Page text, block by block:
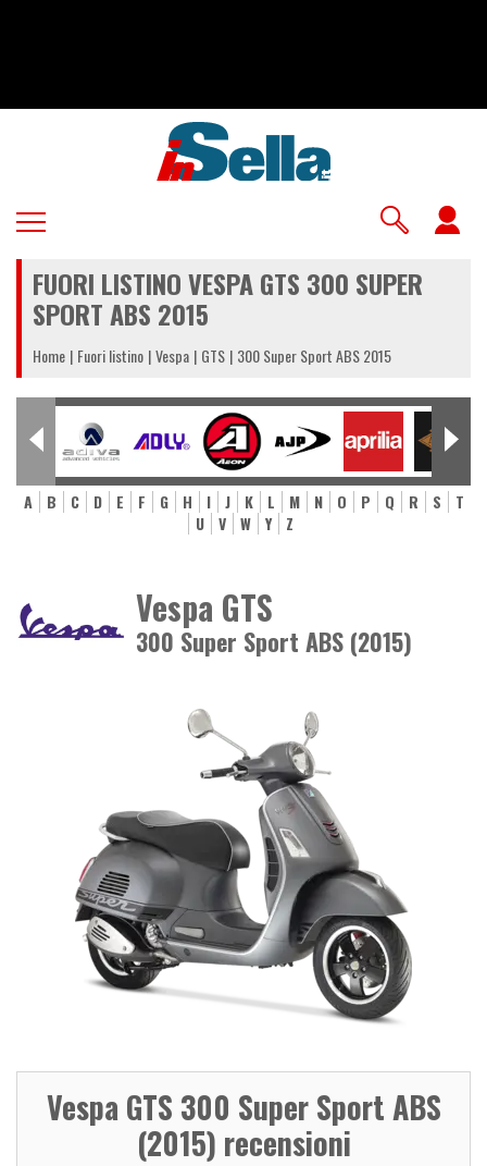
FUORI LISTINO VESPA GTS 300 SUPER
SPORT ABS 2015
Home Fuori listino Vespa GTS 300 Super Sport ABS 2015
A B C D E F G H I J K L M N O P Q R S
T
U
V W Y Z
Vespa GTS
300 Super Sport ABS (2015)
Vespa GTS 300 Super Sport ABS
(2015) recensioni